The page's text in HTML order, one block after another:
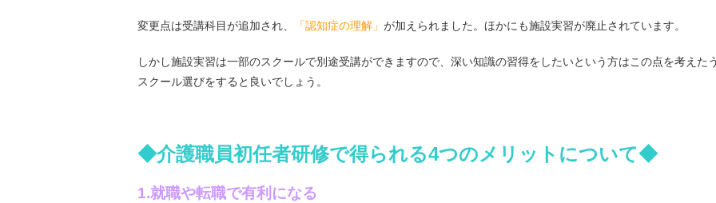
変更点は受講科目が追加され、 「認知症の理解」 が加えられました。ほかにも施設実習が廃止されています。
しかし施設実習は一部のスクールで別途受講ができますので、深い知識の習得をしたいという方はこの点を考えた
スクール選びをすると良いでしょう。
◆介護職員初任者研修で得られる4つのメリットについて◆
1.就職や転職で有利になる